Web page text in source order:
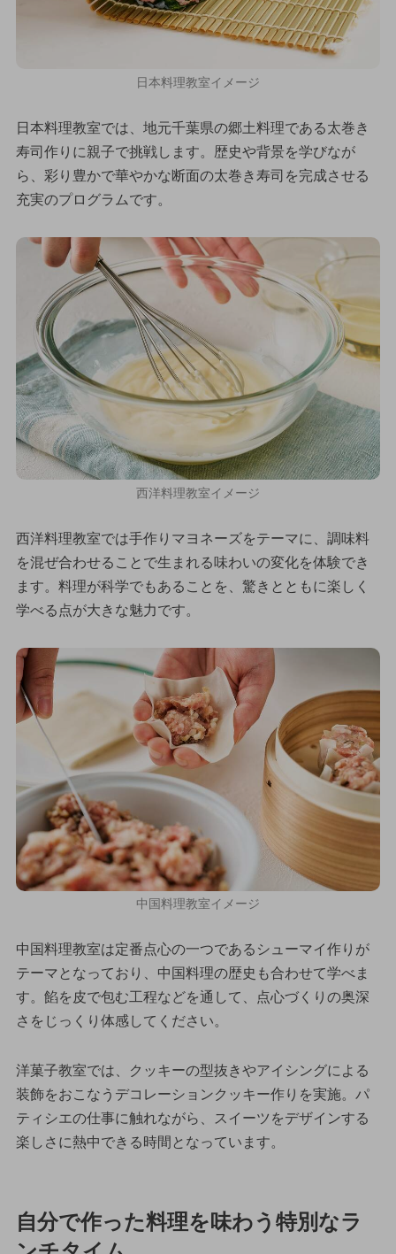
日本料理教室イメージ
日本料理教室では、地元千葉県の郷土料理である太巻き
寿司作りに親子で挑戦します。歴史や背景を学びなが
ら、彩り豊かで華やかな断面の太巻き寿司を完成させる
充実のプログラムです。
西洋料理教室イメージ
西洋料理教室では手作りマヨネーズをテーマに、調味料
を混ぜ合わせることで生まれる味わいの変化を体験でき
ます。料理が科学でもあることを、驚きとともに楽しく
学べる点が大きな魅力です。
中国料理教室イメージ
中国料理教室は定番点心の一つであるシューマイ作りが
テーマとなっており、中国料理の歴史も合わせて学べま
す。餡を皮で包む工程などを通して、点心づくりの奥深
さをじっくり体感してください。
洋菓子教室では、クッキーの型抜きやアイシングによる
装飾をおこなうデコレーションクッキー作りを実施。パ
ティシエの仕事に触れながら、スイーツをデザインする
楽しさに熱中できる時間となっています。
自分で作った料理を味わう特別なラ